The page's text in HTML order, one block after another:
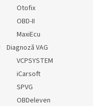
Otofix
OBD-II
MaxiEcu
Diagnoză VAG
VCPSYSTEM
iCarsoft
SPVG
OBDeleven